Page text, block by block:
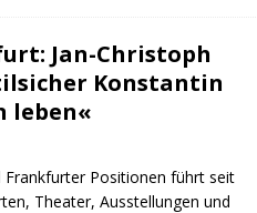
Jan-Christoph
Konstantin
leben«
Frankfurter Positionen führt seit
Theater, Ausstellungen und